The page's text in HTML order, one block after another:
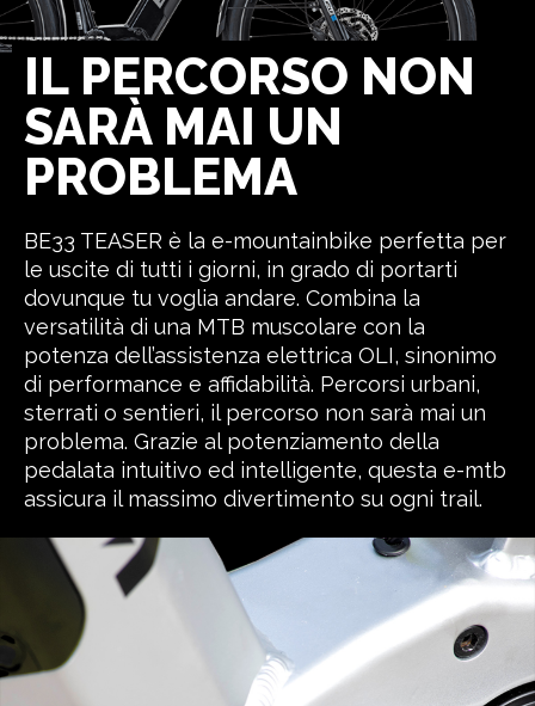
IL PERCORSO NON
SARÀ MAI UN
PROBLEMA
BE33 TEASER è la e-mountainbike perfetta per
le uscite di tutti i giorni, in grado di portarti
dovunque tu voglia andare. Combina la
versatilità di una MTB muscolare con la
potenza dell’assistenza elettrica OLI, sinonimo
di performance e affidabilità. Percorsi urbani,
sterrati o sentieri, il percorso non sarà mai un
problema. Grazie al potenziamento della
pedalata intuitivo ed intelligente, questa e-mtb
assicura il massimo divertimento su ogni trail.